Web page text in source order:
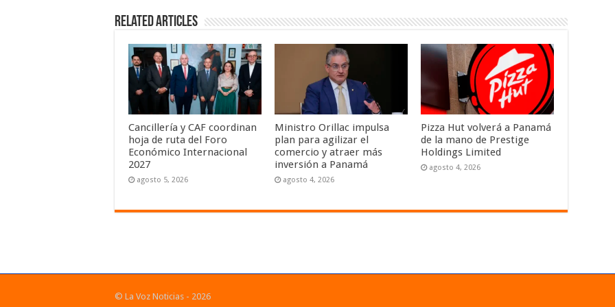
Related Articles
Cancillería y CAF coordinan
hoja de ruta del Foro
Económico Internacional
2027
agosto 5, 2026
Ministro Orillac impulsa
plan para agilizar el
comercio y atraer más
inversión a Panamá
agosto 4, 2026
Pizza Hut volverá a Panamá
de la mano de Prestige
Holdings Limited
agosto 4, 2026
© La Voz Noticias - 2026